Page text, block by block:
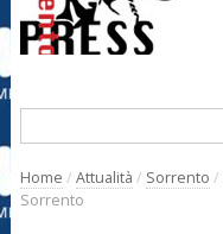
Home / Attualità / Sorrento /
Sorrento